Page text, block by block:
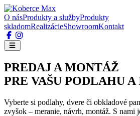
O násProdukty a službyProdukty
skladomRealizácieShowroomKontakt
PREDAJ A MONTÁŽ
PRE VAŠU PODLAHU
Vyberte si podlahy, dvere či obkladové
zvyšok – meranie, návrh, montáž. S nami